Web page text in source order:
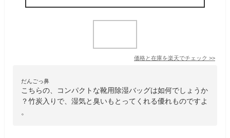
価格と在庫を楽天でチェック >>
だんごっ鼻
こちらの、コンパクトな靴用除湿バッグは如何でしょうか
？竹炭入りで、湿気と臭いもとってくれる優れものですよ
。